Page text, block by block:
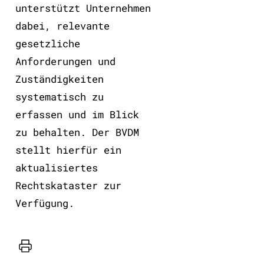
unterstützt Unternehmen
dabei, relevante
gesetzliche
Anforderungen und
Zuständigkeiten
systematisch zu
erfassen und im Blick
zu behalten. Der BVDM
stellt hierfür ein
aktualisiertes
Rechtskataster zur
Verfügung.
Drucker